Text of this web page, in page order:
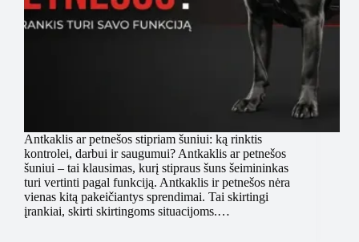
Antkaklis ar petnešos stipriam šuniui: ką rinktis
kontrolei, darbui ir saugumui? Antkaklis ar petnešos
šuniui – tai klausimas, kurį stipraus šuns šeimininkas
turi vertinti pagal funkciją. Antkaklis ir petnešos nėra
vienas kitą pakeičiantys sprendimai. Tai skirtingi
įrankiai, skirti skirtingoms situacijoms.…